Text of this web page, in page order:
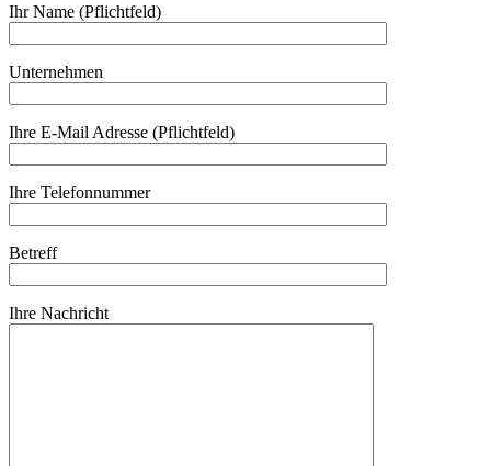
Ihr Name (Pflichtfeld)
Unternehmen
Ihre E-Mail Adresse (Pflichtfeld)
Ihre Telefonnummer
Betreff
Ihre Nachricht